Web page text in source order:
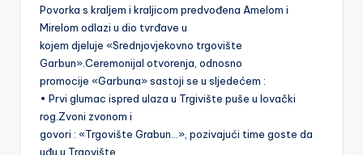
Povorka s kraljem i kraljicom predvođena Amelom i
Mirelom odlazi u dio tvrđave u
kojem djeluje «Srednjovjekovno trgovište
Garbun».Ceremonijal otvorenja, odnosno
promocije «Garbuna» sastoji se u sljedećem :
• Prvi glumac ispred ulaza u Trgivište puše u lovački
rog.Zvoni zvonom i
govori : «Trgovište Grabun…», pozivajući time goste da
uđu u Trgovište.